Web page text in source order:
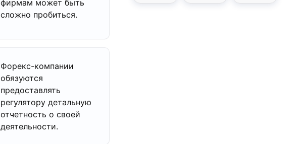
фирмам может быть
сложно пробиться.
Форекс-компании
обязуются
предоставлять
регулятору детальную
отчетность о своей
деятельности.